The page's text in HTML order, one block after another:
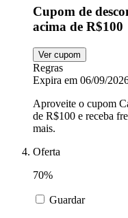
Cupom de
acima de R$100
Ver cupom
Regras
Expira em 06/09/
Aproveite o cupom
de R$100 e receba
mais.
Oferta
70%
Guardar